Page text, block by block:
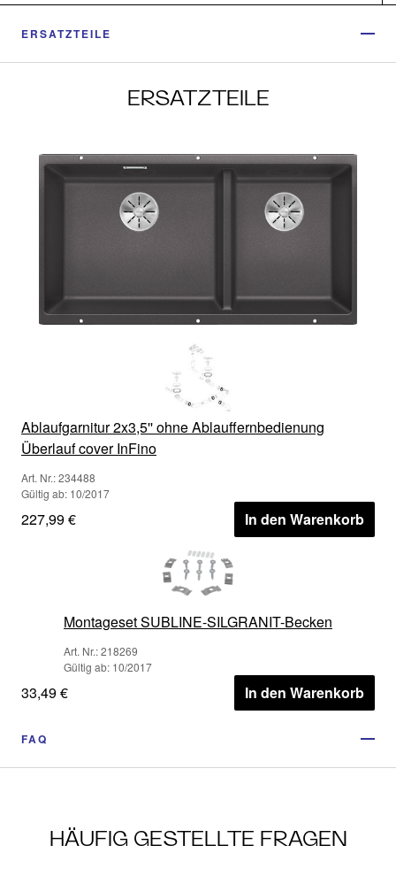
ERSATZTEILE
ERSATZTEILE
Ablaufgarnitur 2x3,5'' ohne Ablauffernbedienung
Überlauf cover InFino
Art. Nr.: 234488
Gültig ab: 10/2017
227,99 € In den Warenkorb
Montageset SUBLINE-SILGRANIT-Becken
Art. Nr.: 218269
Gültig ab: 10/2017
33,49 € In den Warenkorb
FAQ
HÄUFIG GESTELLTE FRAGEN